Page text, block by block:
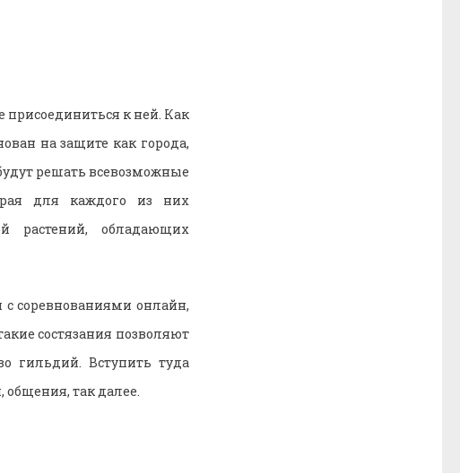
присоединиться к ней. Как
на защите как города,
решать всевозможные
для каждого из них
растений, обладающих
соревнованиями онлайн,
состязания позволяют
гильдий. Вступить туда
общения, так далее.